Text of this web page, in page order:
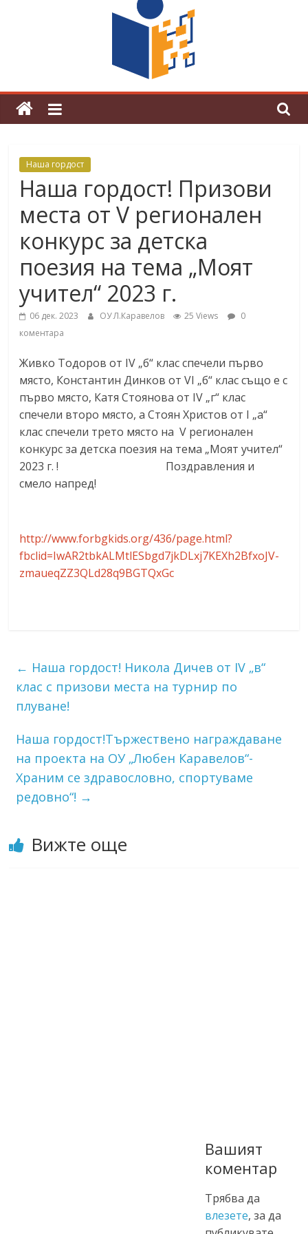
Магията на Андерсен оживя в ОУ
„Любен Каравелов“
Наша гордост
Наша гордост! Призови
места от V регионален
конкурс за детска
поезия на тема „Моят
учител“ 2023 г.
06 дек. 2023 ОУ Л.Каравелов 25 Views
0
коментара
Живко Тодоров от IV „б“ клас спечели първо
място, Константин Динков от VI „б“ клас също е с
първо място, Катя Стоянова от IV „г“ клас
спечели второ място, а Стоян Христов от I „а“
клас спечели трето място на V регионален
конкурс за детска поезия на тема „Моят учител“
2023 г. ! Поздравления и
смело напред!
http://www.forbgkids.org/436/page.html?
fbclid=IwAR2tbkALMtlESbgd7jkDLxj7KEXh2BfxoJV-
zmaueqZZ3QLd28q9BGTQxGc
← Наша гордост! Никола Дичев от IV „в“
клас с призови места на турнир по
плуване!
Наша гордост!Тържествено награждаване
на проекта на ОУ „Любен Каравелов“-
Храним се здравословно, спортуваме
редовно“! →
Вижте още
Вашият
коментар
Трябва да
влезете, за да